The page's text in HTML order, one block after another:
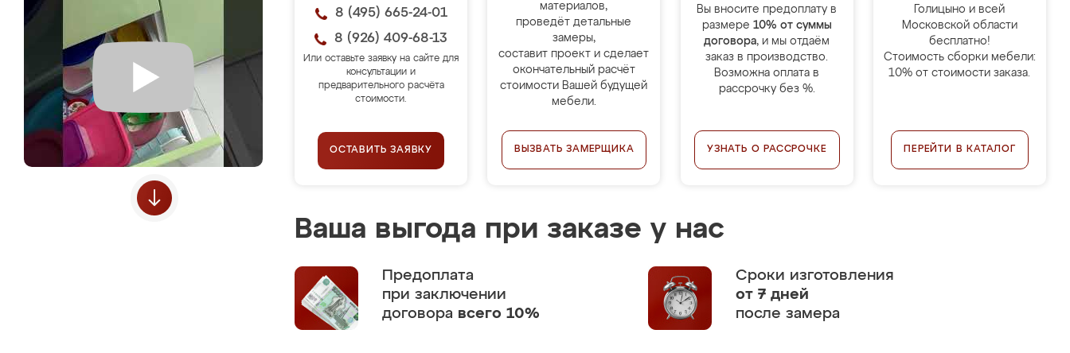
8 (495) 665-24-01
8 (926) 409-68-13
Или оставьте заявку на сайте для
консультации и
предварительного расчёта
стоимости.
ОСТАВИТЬ ЗАЯВКУ
материалов,
проведёт детальные
замеры,
составит проект и сделает
окончательный расчёт
стоимости Вашей будущей
мебели.
ВЫЗВАТЬ ЗАМЕРЩИКА
Вы вносите предоплату в
размере 10% от суммы
договора, и мы отдаём
заказ в производство.
Возможна оплата в
рассрочку без %.
УЗНАТЬ О РАССРОЧКЕ
Голицыно и всей
Московской области
бесплатно!
Стоимость сборки мебели:
10% от стоимости заказа.
ПЕРЕЙТИ В КАТАЛОГ
Ваша выгода при заказе у нас
Предоплата
при заключении
договора всего 10%
Сроки изготовления
от 7 дней
после замера